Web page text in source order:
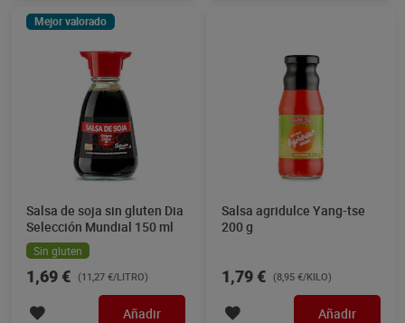
Mejor valorado
Salsa de soja sin gluten Dia
Selección Mundial 150 ml
Sin gluten
1,69 € (11,27 €/LITRO)
Añadir
Salsa agridulce Yang-tse
200 g
1,79 € (8,95 €/KILO)
Añadir